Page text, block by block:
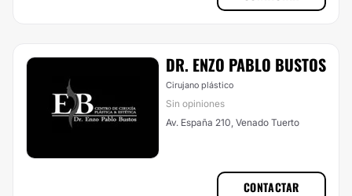
DR. ENZO PABLO BUSTOS
Cirujano plástico
Sin opiniones
Av. España 210, Venado Tuerto
CONTACTAR